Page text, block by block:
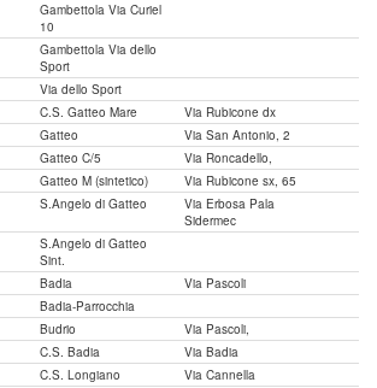
Gambettola Via Curiel
10
Gambettola Via dello
Sport
Via dello Sport
C.S. Gatteo Mare
Via Rubicone dx
Gatteo
Via San Antonio, 2
Gatteo C/5
Via Roncadello,
Gatteo M (sintetico)
Via Rubicone sx, 65
S.Angelo di Gatteo
Via Erbosa Pala
Sidermec
S.Angelo di Gatteo
Sint.
Badia
Via Pascoli
Badia-Parrocchia
Budrio
Via Pascoli,
C.S. Badia
Via Badia
C.S. Longiano
Via Cannella